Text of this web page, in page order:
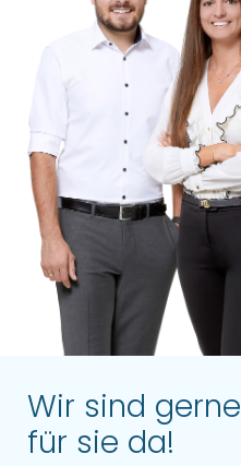
Wir sind gerne
für sie da!